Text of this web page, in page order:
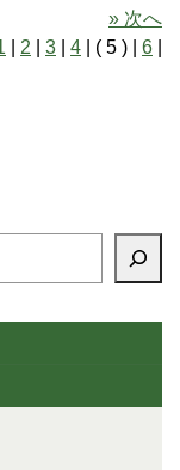
» 次へ
2 3 4 | ( 5 ) | 6